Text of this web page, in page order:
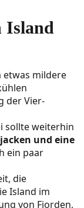
Island
etwas mildere
der Vier-
sollte weiterhin
und eine
ein paar
die
Island im
von Fjorden,